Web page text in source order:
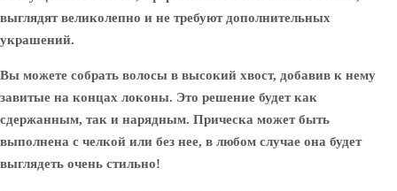
выглядят великолепно и не требуют дополнительных
украшений.
Вы можете собрать волосы в высокий хвост, добавив к нему
завитые на концах локоны. Это решение будет как
сдержанным, так и нарядным. Прическа может быть
выполнена с челкой или без нее, в любом случае она будет
выглядеть очень стильно!